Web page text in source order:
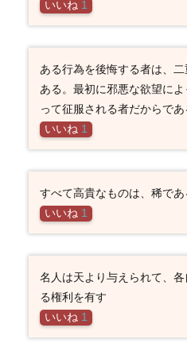
いいね 1
ある行為を後悔する者は、
ある。最初に邪悪な欲望に
って征服される者だからであ
いいね 1
すべて高貴なものは、稀で
いいね 1
名人は天より与えられて、
る権利を有す
いいね 1